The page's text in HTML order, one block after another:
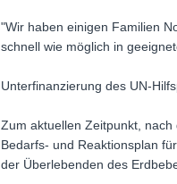
"Wir haben einigen Familien
schnell wie möglich in
Unterfinanzierung des UN-
Zum aktuellen Zeitpunkt,
Bedarfs- und Reaktionsplan
der Überlebenden des